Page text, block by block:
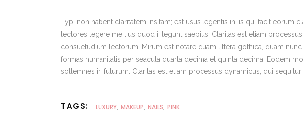
Typi non habent claritatem insitam; est usus legentis in iis qui facit eorum
lectores legere me lius quod ii legunt saepius. Claritas est etiam
consuetudium lectorum. Mirum est notare quam littera gothica, quam
formas humanitatis per seacula quarta decima et quinta decima. Eodem
sollemnes in futurum. Claritas est etiam processus dynamicus, qui
TAGS: LUXURY, MAKEUP, NAILS, PINK